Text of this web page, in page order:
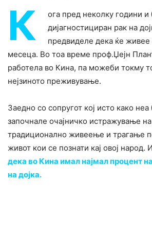
К
ога пред неколку години и
дијагностициран рак на
предвиделе дека ќе
месеца. Во тоа време проф.Џејн
работела во Кина, па можеби токму
нејзиното преживување.
Заедно со сопругот кој исто како
започнале очајничко истражување
традиционално живеење и трагање
живот кои се познати кај овој народ.
дека во Кина имал најмал процент
на дојка.